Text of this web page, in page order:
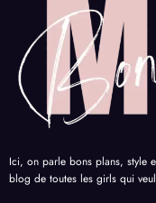
Ici, on parle bons plans, style
blog de toutes les girls qui